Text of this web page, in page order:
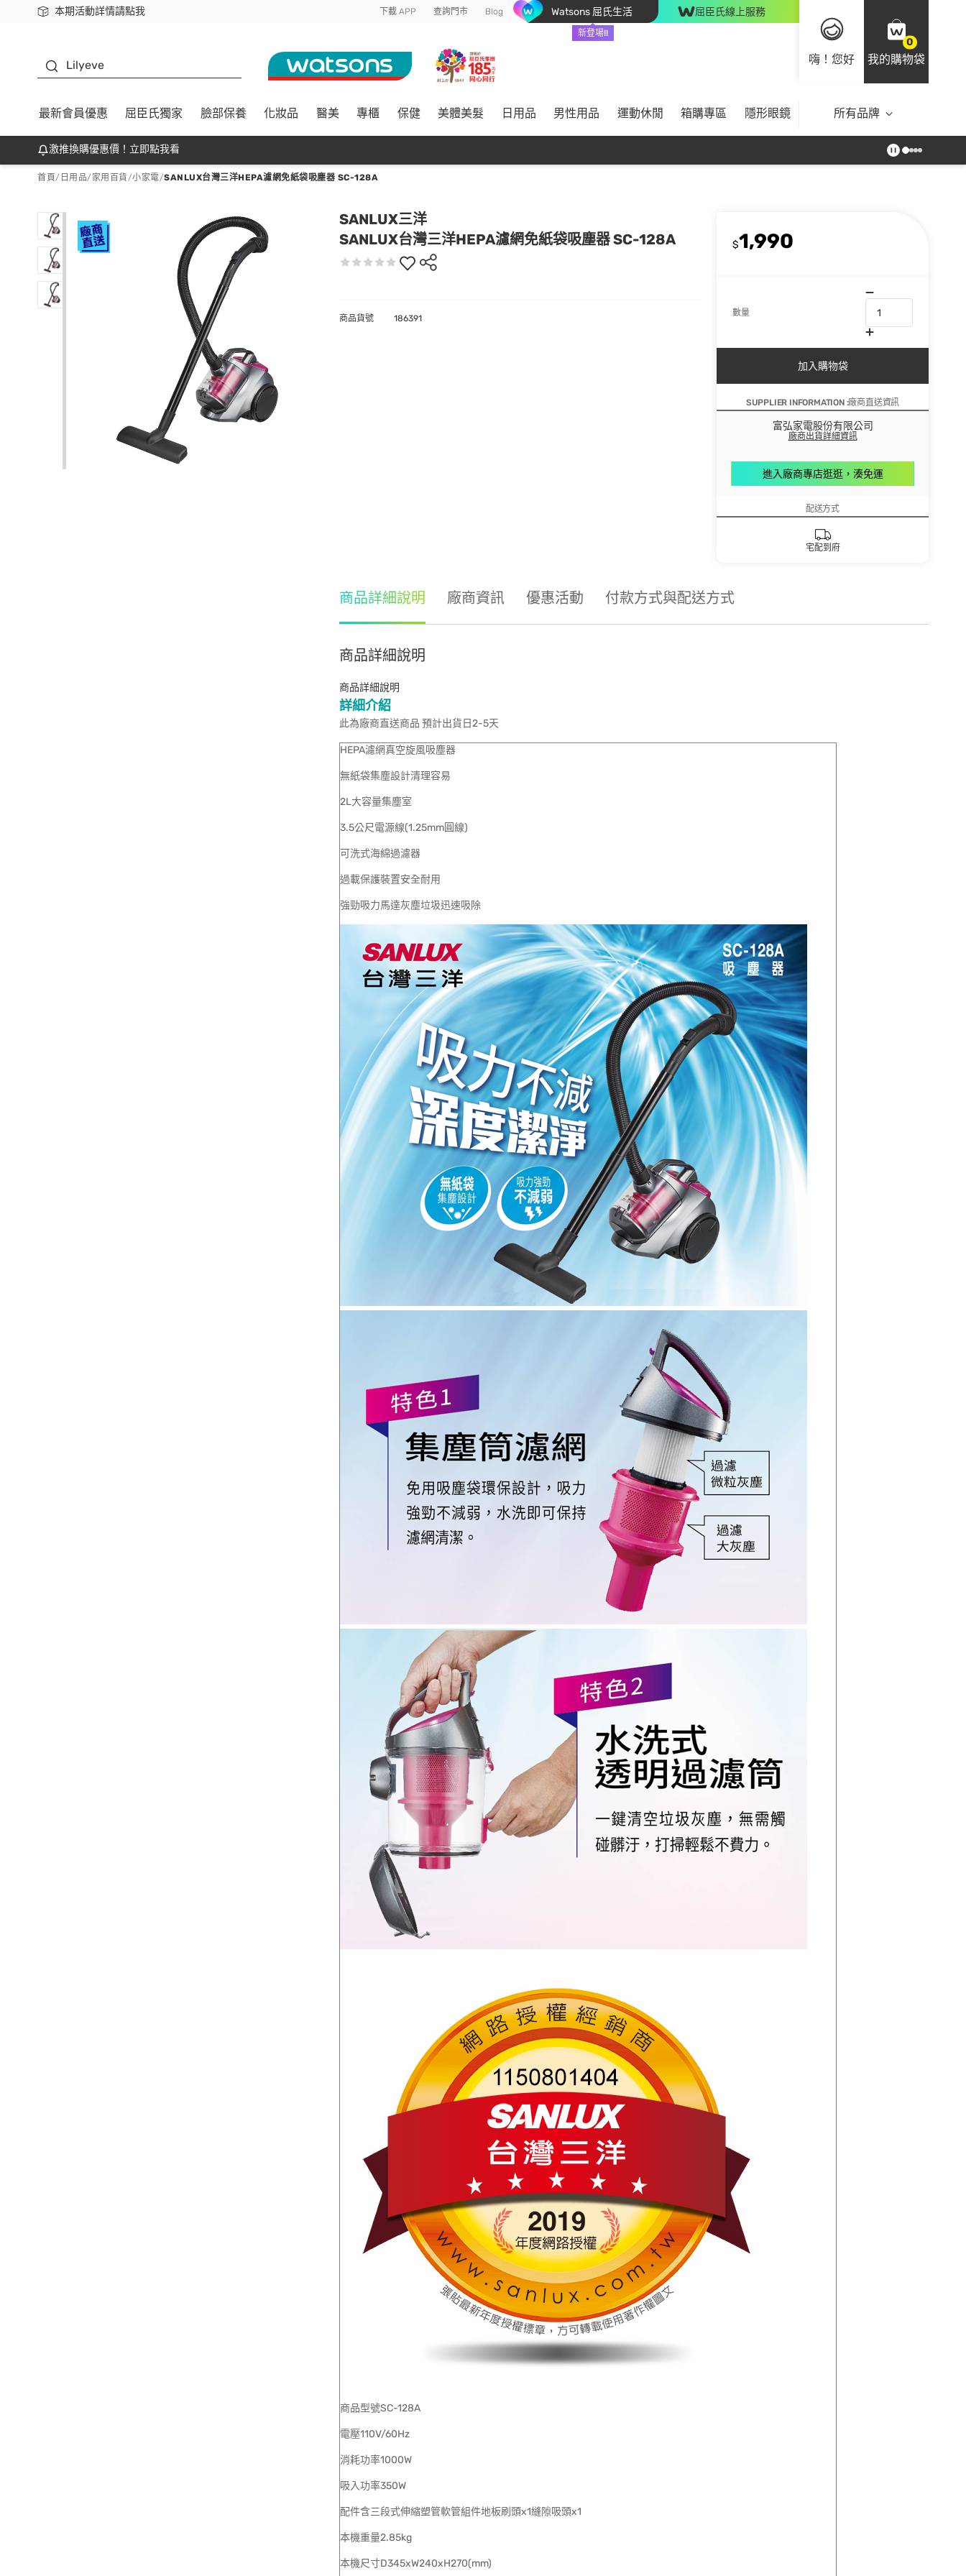
本期活動詳情請點我
下載app最高回饋$350 下載 APP 查詢門市 Blog Watsons 屈氏生活
新登場!!
屈臣氏線上服務
嗨！您好
0
我的購物袋
Lilyeve
最新會員優惠 屈臣氏獨家 臉部保養 化妝品 醫美 專櫃 保健 美體美髮 日用品 男性用品 運動休閒 箱購專區 隱形眼鏡 所有品牌
激推換購優惠價！立即點我看
首頁/ 日用品/ 家用百貨/小家電/SANLUX台灣三洋HEPA濾網免紙袋吸塵器 SC-128A
SANLUX三洋
SANLUX台灣三洋HEPA濾網免紙袋吸塵器 SC-128A
$1,990
數量
加入購物袋
SUPPLIER INFORMATION :廠商直送資訊
富弘家電股份有限公司
廠商出貨詳細資訊
進入廠商專店逛逛，湊免運
配送方式
宅配到府
商品貨號 186391
商品詳細說明 廠商資訊 優惠活動 付款方式與配送方式
商品詳細說明
商品詳細說明
詳細介紹
此為廠商直送商品 預計出貨日2-5天
HEPA濾網真空旋風吸塵器
無紙袋集塵設計清理容易
2L大容量集塵室
3.5公尺電源線(1.25mm圓線)
可洗式海綿過濾器
過載保護裝置安全耐用
強勁吸力馬達灰塵垃圾迅速吸除
商品型號SC-128A
電壓110V/60Hz
消耗功率1000W
吸入功率350W
配件含三段式伸縮塑管軟管組件地板刷頭x1縫隙吸頭x1
本機重量2.85kg
本機尺寸D345xW240xH270(mm)